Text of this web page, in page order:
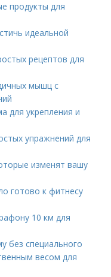
продукты для
идеальной
рецептов для
мышц с
для укрепления и
упражнений для
изменят вашу
готово к фитнесу
10 км для
без специального
весом для